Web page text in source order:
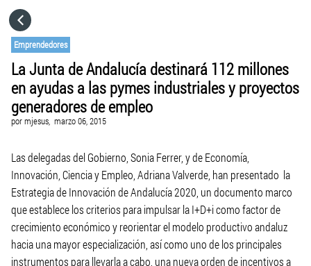
Emprendedores
La Junta de Andalucía destinará 112 millones
en ayudas a las pymes industriales y proyectos
generadores de empleo
pormjesus, marzo 06, 2015
Las delegadas del Gobierno, Sonia Ferrer, y de Economía,
Innovación, Ciencia y Empleo, Adriana Valverde, han presentado la
Estrategia de Innovación de Andalucía 2020, un documento marco
que establece los criterios para impulsar la I+D+i como factor de
crecimiento económico y reorientar el modelo productivo andaluz
hacia una mayor especialización, así como uno de los principales
instrumentos para llevarla a cabo, una nueva orden de incentivos a
CATEGORÍAS
IR A
VISITA EL SITIO WEB